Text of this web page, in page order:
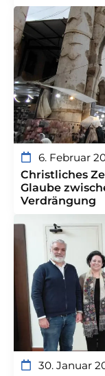
6. Februar
Christliches
Glaube
Verdrängung
30. Januar